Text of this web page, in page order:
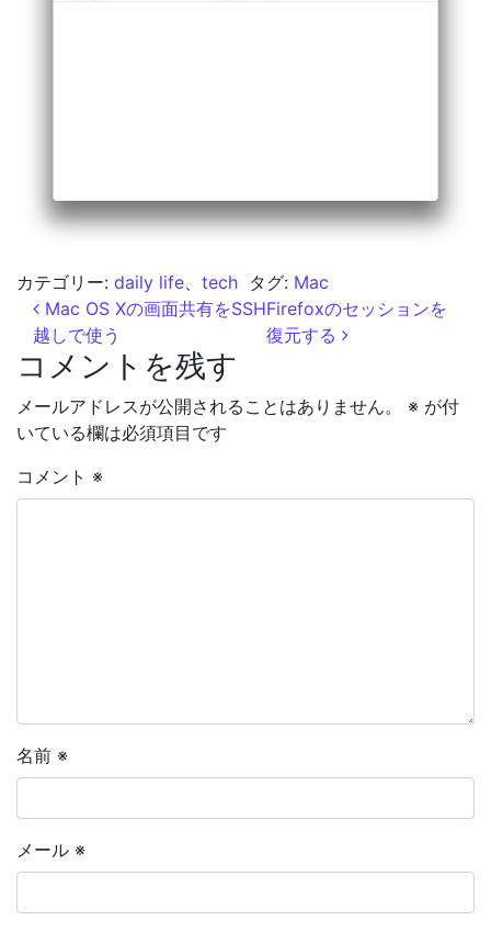
カテゴリー: daily life、 tech タグ: Mac
投稿ナビゲーション
Mac OS Xの画面共有をSSH
越しで使う
Firefoxのセッションを
復元する
コメントを残す
メールアドレスが公開されることはありません。 ※ が付
いている欄は必須項目です
コメント ※
名前 ※
メール ※